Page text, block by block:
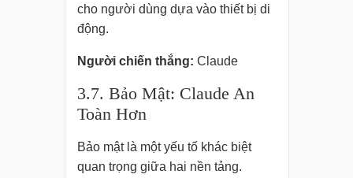
cho người dùng dựa vào thiết bị di
động.
Người chiến thắng: Claude
3.7. Bảo Mật: Claude An
Toàn Hơn
Bảo mật là một yếu tố khác biệt
quan trọng giữa hai nền tảng.